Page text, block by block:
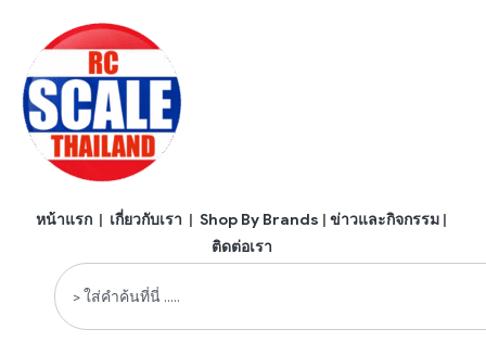
หน้าแรก | เกี่ยวกับเรา | Shop By Brands | ข่าวและกิจกรรม |
ติดต่อเรา